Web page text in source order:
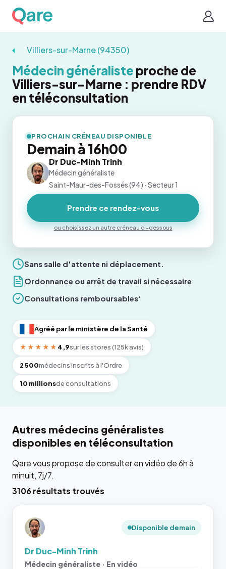
Villiers-sur-Marne (94350)
Médecin généraliste proche de
Villiers-sur-Marne : prendre RDV
en téléconsultation
Sans salle d'attente ni déplacement.
Ordonnance ou arrêt de travail si nécessaire
Consultations remboursables*
Agréé par le ministère de la Santé
★★★★★ 4,9sur les stores (125k avis)
2 500médecins inscrits à l'Ordre
10 millionsde consultations
PROCHAIN CRÉNEAU DISPONIBLE
Demain à 16h00
Dr Duc-Minh Trinh
Médecin généraliste
Saint-Maur-des-Fossés (94) · Secteur 1
Prendre ce rendez-vous
ou choisissez un autre créneau ci-dessous
Autres médecins généralistes
disponibles en téléconsultation
Qare vous propose de consulter en vidéo de 6h à
minuit, 7j/7.
3106 résultats trouvés
Disponible demain
Dr Duc-Minh Trinh
Médecin généraliste · En vidéo